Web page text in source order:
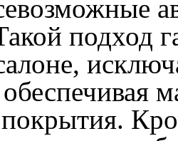
подход